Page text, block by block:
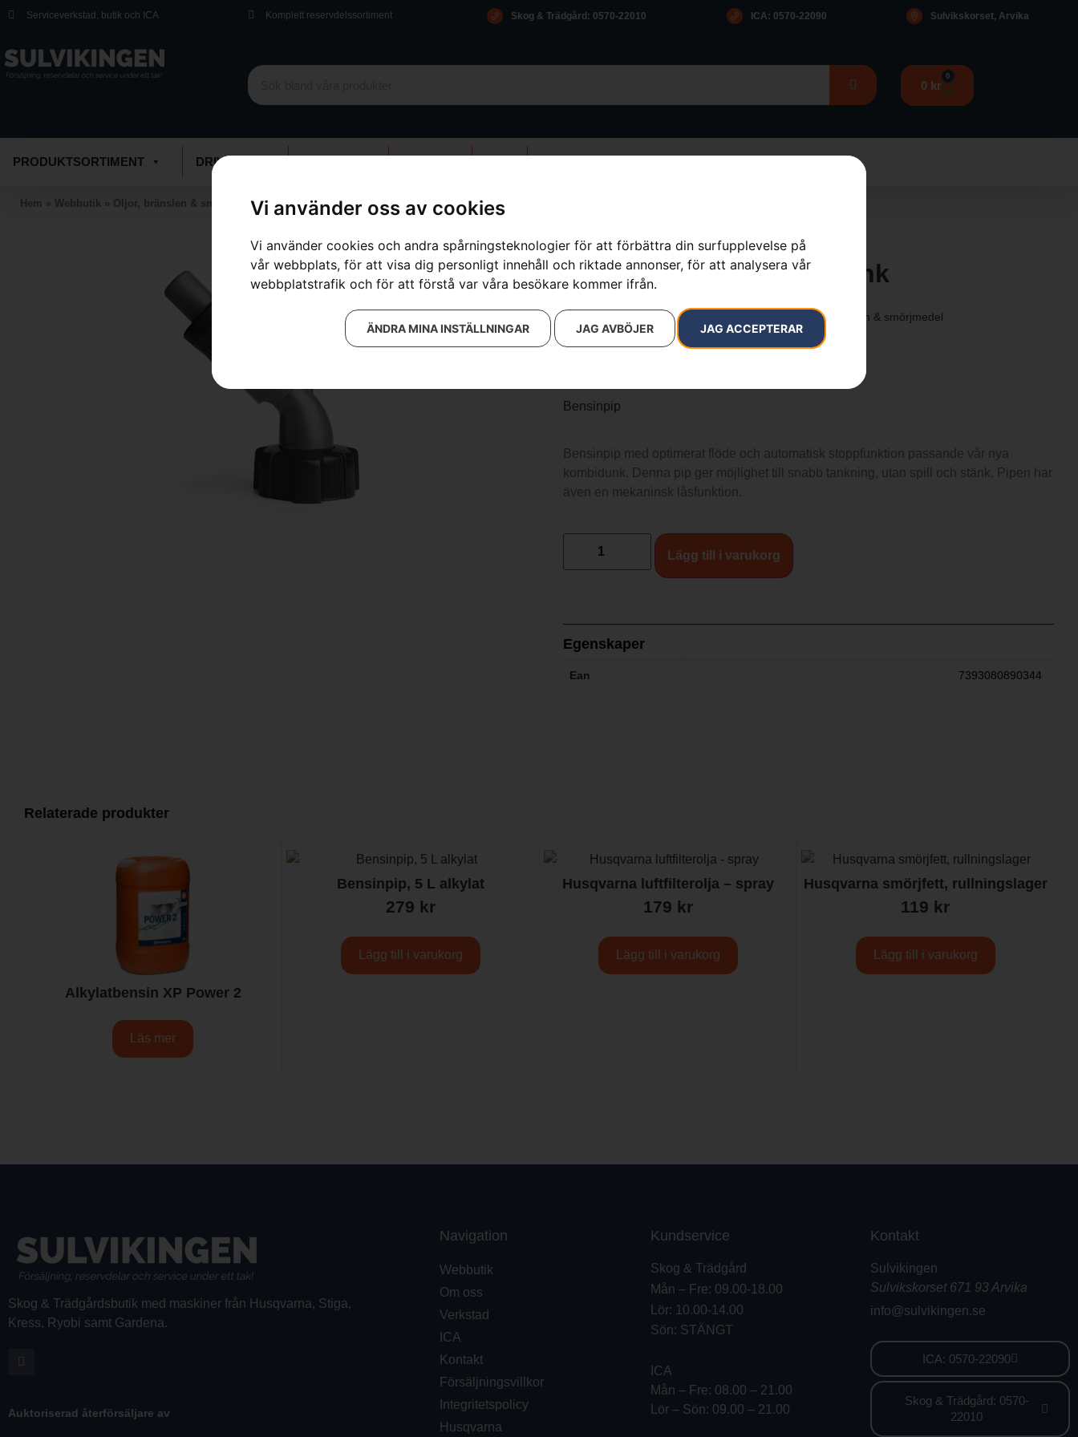
Vi använder oss av cookies
Vi använder cookies och andra spårningsteknologier för att förbättra din surfupplevelse på
vår webbplats, för att visa dig personligt innehåll och riktade annonser, för att analysera vår
webbplatstrafik och för att förstå var våra besökare kommer ifrån.
JAG ACCEPTERAR
JAG AVBÖJER
ÄNDRA MINA INSTÄLLNINGAR
Serviceverkstad, butik och ICA Komplett reservdelssortiment Skog & Trädgård: 0570-22010 ICA: 0570-22090 Sulvikskorset, Arvika
0 kr
0
PRODUKTSORTIMENT DRIVMEDEL
Hem » Webbutik » Oljor, bränslen & smörjmedel» Bränsledunkar och fyllutrustning»Bensinpip grå, kombidunk
Bensinpip grå, kombidunk
Bränsledunkar och fyllutrustning
Oljor, bränslen & smörjmedel
Varumärken:Husqvarna
Bensinpip
Bensinpip med optimerat flöde och automatisk stoppfunktion passande vår nya
kombidunk. Denna pip ger möjlighet till snabb tankning, utan spill och stänk. Pipen har
även en mekaninsk låsfunktion.
Lägg till i varukorg
Egenskaper
Ean 7393080890344
Relaterade produkter
Alkylatbensin XP Power 2
Läs mer
Bensinpip, 5 L alkylat
279 kr
Lägg till i varukorg
Husqvarna luftfilterolja – spray
179 kr
Lägg till i varukorg
Husqvarna smörjfett, rullningslager
119 kr
Lägg till i varukorg
Skog & Trädgårdsbutik med maskiner från Husqvarna, Stiga,
Kress, Ryobi samt Gardena.
Auktoriserad återförsäljare av
Navigation
Webbutik
Om oss
Verkstad
ICA
Kontakt
Försäljningsvillkor
Integritetspolicy
Husqvarna
Kundservice
Skog & Trädgård
Mån – Fre: 09.00-18.00
Lör: 10.00-14.00
Sön: STÄNGT
ICA
Mån – Fre: 08.00 – 21.00
Lör – Sön: 09.00 – 21.00
Kontakt
Sulvikingen
Sulvikskorset 671 93 Arvika
info@sulvikingen.se
ICA: 0570-22090
Skog & Trädgård: 0570-
22010